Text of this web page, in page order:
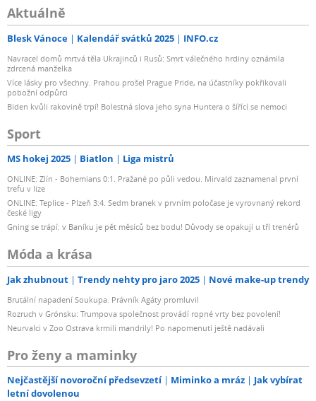
Aktuálně
Blesk Vánoce Kalendář svátků 2025 INFO.cz
Navracel domů mrtvá těla Ukrajinců i Rusů: Smrt válečného hrdiny oznámila
zdrcená manželka
Více lásky pro všechny. Prahou prošel Prague Pride, na účastníky pokřikovali
pobožní odpůrci
Biden kvůli rakovině trpí! Bolestná slova jeho syna Huntera o šířící se nemoci
Sport
MS hokej 2025 Biatlon Liga mistrů
ONLINE: Zlín - Bohemians 0:1. Pražané po půli vedou. Mirvald zaznamenal první
trefu v lize
ONLINE: Teplice - Plzeň 3:4. Sedm branek v prvním poločase je vyrovnaný rekord
české ligy
Gning se trápí: v Baníku je pět měsíců bez bodu! Důvody se opakují u tří trenérů
Móda a krása
Jak zhubnout Trendy nehty pro jaro 2025 Nové make-up trendy
Brutální napadení Soukupa. Právník Agáty promluvil
Rozruch v Grónsku: Trumpova společnost provádí ropné vrty bez povolení!
Neurvalci v Zoo Ostrava krmili mandrily! Po napomenutí ještě nadávali
Pro ženy a maminky
Nejčastější novoroční předsevzetí Miminko a mráz
Jak vybírat
letní dovolenou